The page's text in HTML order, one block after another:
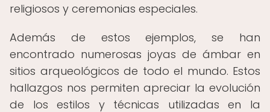
religiosos y ceremonias especiales.
Además de estos ejemplos, se han
encontrado numerosas joyas de ámbar en
sitios arqueológicos de todo el mundo. Estos
hallazgos nos permiten apreciar la evolución
de los estilos y técnicas utilizadas en la